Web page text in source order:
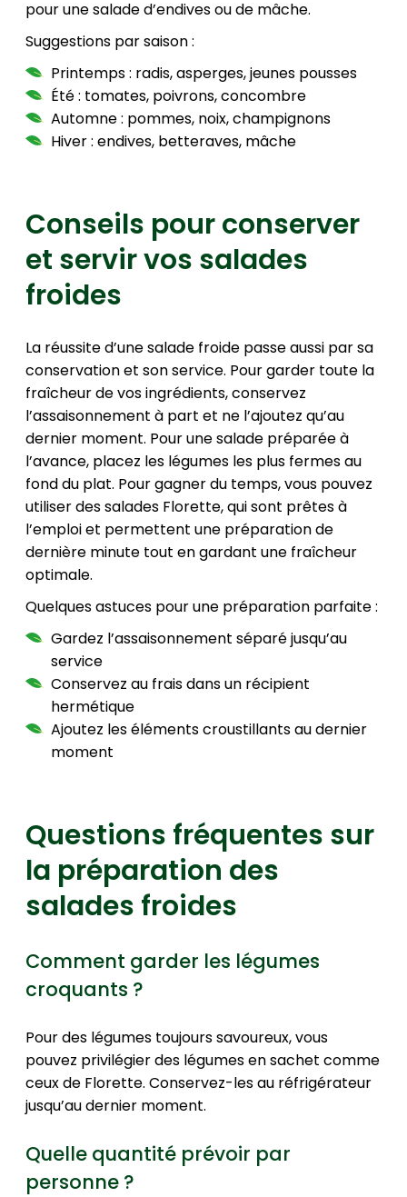
pour une salade d’endives ou de mâche.
Suggestions par saison :
Printemps : radis, asperges, jeunes pousses
Été : tomates, poivrons, concombre
Automne : pommes, noix, champignons
Hiver : endives, betteraves, mâche
Conseils pour conserver
et servir vos salades
froides
La réussite d’une salade froide passe aussi par sa
conservation et son service. Pour garder toute la
fraîcheur de vos ingrédients, conservez
l’assaisonnement à part et ne l’ajoutez qu’au
dernier moment. Pour une salade préparée à
l’avance, placez les légumes les plus fermes au
fond du plat. Pour gagner du temps, vous pouvez
utiliser des salades Florette, qui sont prêtes à
l’emploi et permettent une préparation de
dernière minute tout en gardant une fraîcheur
optimale.
Quelques astuces pour une préparation parfaite :
Gardez l’assaisonnement séparé jusqu’au
service
Conservez au frais dans un récipient
hermétique
Ajoutez les éléments croustillants au dernier
moment
Questions fréquentes sur
la préparation des
salades froides
Comment garder les légumes
croquants ?
Pour des légumes toujours savoureux, vous
pouvez privilégier des légumes en sachet comme
ceux de Florette. Conservez-les au réfrigérateur
jusqu’au dernier moment.
Quelle quantité prévoir par
personne ?